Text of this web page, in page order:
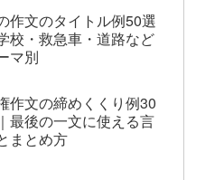
作文のタイトル例50選
校・救急車・道路など
マ別
作文の締めくくり例30
最後の一文に使える言
まとめ方